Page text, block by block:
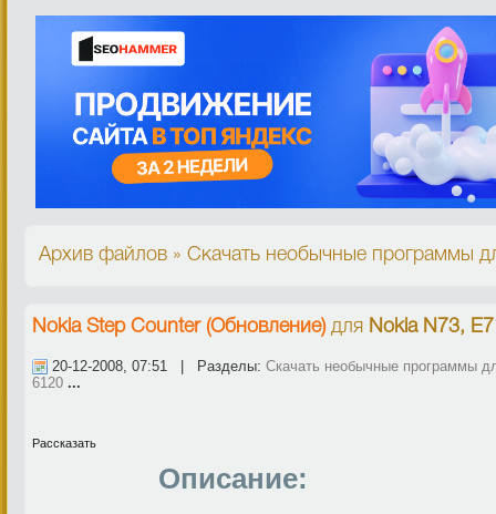
Архив файлов » Скачать необычные программы
Nokia Step Counter (Обновление)для Nokia N73,
20-12-2008, 07:51 | Разделы: Скачать необычные программы
6120 ...
Рассказать
Описание: